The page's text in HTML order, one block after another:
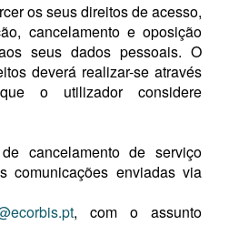
os seus direitos de acesso,
cancelamento e oposição
seus dados pessoais. O
deverá realizar-se através
o utilizador considere
cancelamento de serviço
comunicações enviadas via
, com o assunto